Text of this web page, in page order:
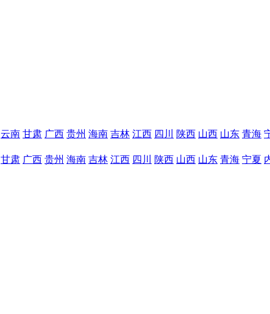
云南 甘肃 广西 贵州 海南 吉林 江西 四川 陕西 山西 山东 青海
甘肃 广西 贵州 海南 吉林 江西 四川 陕西 山西 山东 青海 宁夏